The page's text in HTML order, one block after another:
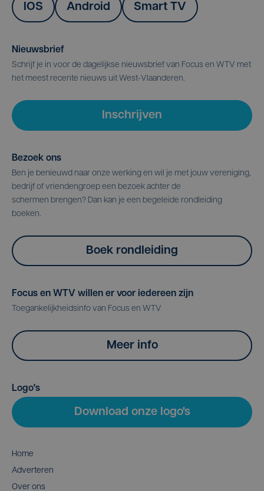
IOS Android Smart TV
Nieuwsbrief
Schrijf je in voor de dagelijkse nieuwsbrief van Focus en WTV met
het meest recente nieuws uit West-Vlaanderen.
Inschrijven
Bezoek ons
Ben je benieuwd naar onze werking en wil je met jouw vereniging,
bedrijf of vriendengroep een bezoek achter de
schermen brengen? Dan kan je een begeleide rondleiding
boeken.
Boek rondleiding
Focus en WTV willen er voor iedereen zijn
Toegankelijkheidsinfo van Focus en WTV
Meer info
Logo's
Download onze logo's
Home
Adverteren
Over ons